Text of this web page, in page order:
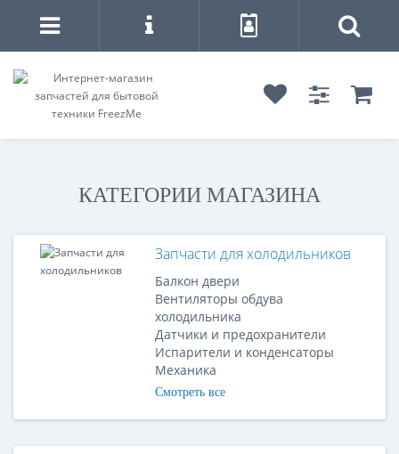
КАТЕГОРИИ МАГАЗИНА
Запчасти для холодильников
Балкон двери
Вентиляторы обдува
холодильника
Датчики и предохранители
Испарители и конденсаторы
Механика
Смотреть все